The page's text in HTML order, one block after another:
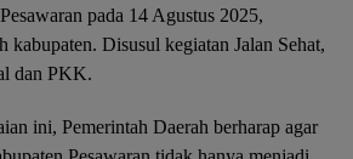
pada 14 Agustus 2025,
kabupaten. Disusul kegiatan Jalan Sehat,
dan PKK.
ini, Pemerintah Daerah berharap agar